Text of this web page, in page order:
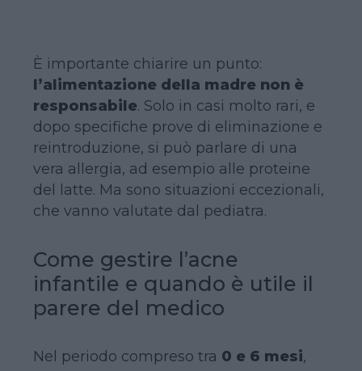
È importante chiarire un punto:
l’alimentazione della madre non è
responsabile. Solo in casi molto rari, e
dopo specifiche prove di eliminazione e
reintroduzione, si può parlare di una
vera allergia, ad esempio alle proteine
del latte. Ma sono situazioni eccezionali,
che vanno valutate dal pediatra.
Come gestire l’acne
infantile e quando è utile il
parere del medico
Nel periodo compreso tra 0 e 6 mesi,